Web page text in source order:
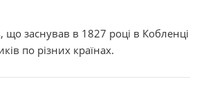
заснував в 1827 році в Кобленці
по різних країнах.